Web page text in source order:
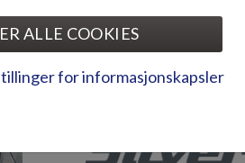
ALLE COOKIES
for informasjonskapsler